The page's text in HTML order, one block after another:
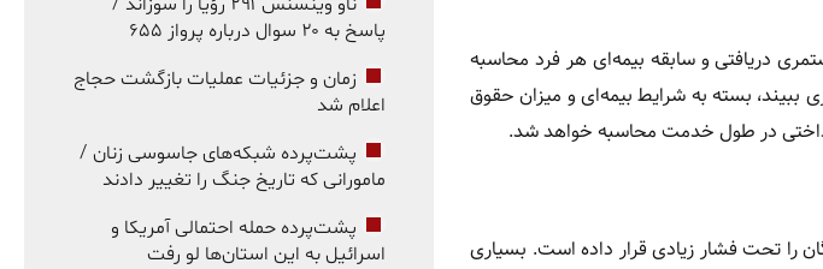
دریافتی و سابقه بیمه‌ای هر فرد محاسبه
و دیگری افزایش کمتری ببیند، بسته به شرایط بیمه‌ای و میزان حقوق
در طول خدمت محاسبه خواهد شد.
را تحت فشار زیادی قرار داده است. بسیاری
پاسخ به ۲۰ سوال درباره پرواز ۶۵۵
زمان و جزئیات عملیات بازگشت حجاج
اعلام شد
پشت‌پرده شبکه‌های جاسوسی زنان /
مامورانی که تاریخ جنگ را تغییر دادند
پشت‌پرده حمله احتمالی آمریکا و
اسرائیل به این استان‌ها لو رفت